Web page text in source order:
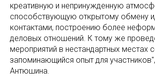
креативную и непринужденную
способствующую открытому обмену
контактами, построению более
деловых отношений. К тому же
мероприятий в нестандартных местах
запоминающийся опыт для
Антюшина.